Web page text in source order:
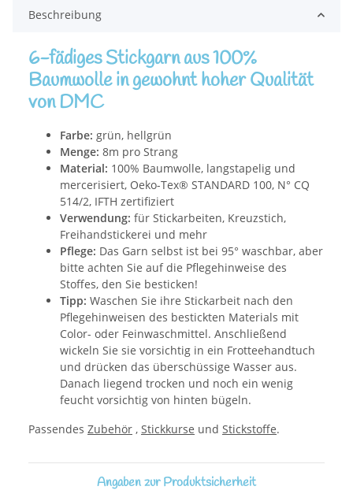
Beschreibung
6-fädiges Stickgarn aus 100%
Baumwolle in gewohnt hoher Qualität
von DMC
Farbe: grün, hellgrün
Menge: 8m pro Strang
Material: 100% Baumwolle, langstapelig und
mercerisiert, Oeko-Tex® STANDARD 100, N° CQ
514/2, IFTH zertifiziert
Verwendung: für Stickarbeiten, Kreuzstich,
Freihandstickerei und mehr
Pflege: Das Garn selbst ist bei 95° waschbar, aber
bitte achten Sie auf die Pflegehinweise des
Stoffes, den Sie besticken!
Tipp: Waschen Sie ihre Stickarbeit nach den
Pflegehinweisen des bestickten Materials mit
Color- oder Feinwaschmittel. Anschließend
wickeln Sie sie vorsichtig in ein Frotteehandtuch
und drücken das überschüssige Wasser aus.
Danach liegend trocken und noch ein wenig
feucht vorsichtig von hinten bügeln.
Passendes Zubehör , Stickkurse und Stickstoffe.
Angaben zur Produktsicherheit